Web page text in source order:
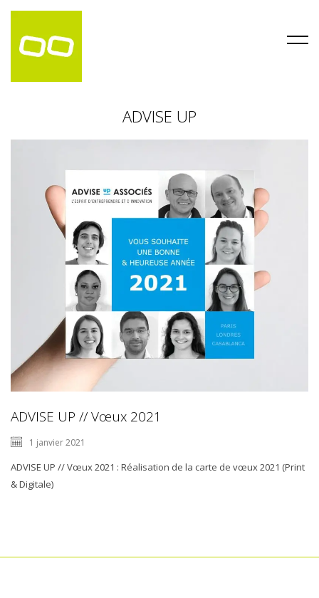
ADVISE UP
ADVISE UP // Vœux 2021
1 janvier 2021
ADVISE UP // Vœux 2021 : Réalisation de la carte de vœux 2021 (Print
& Digitale)